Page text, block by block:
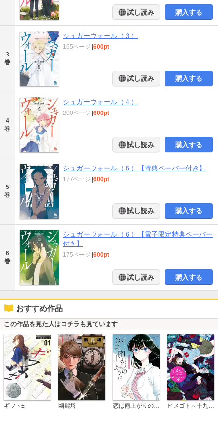
試し読み 購入する
3
巻
シュガーウォール（３）
165ページ 600pt
試し読み 購入する
4
巻
シュガーウォール（４）
200ページ 600pt
試し読み 購入する
5
巻
シュガーウォール（５）【特典ペーパー付き】
177ページ 600pt
試し読み 購入する
6
巻
シュガーウォール（６）【電子限定特典ペーパー
付き】
175ページ 600pt
試し読み 購入する
おすすめ作品
この作品を見た人はコチラも見ています
ギフト± 幽麗塔 恋は雨上がりのように ヒメゴト～十九歳の制服～